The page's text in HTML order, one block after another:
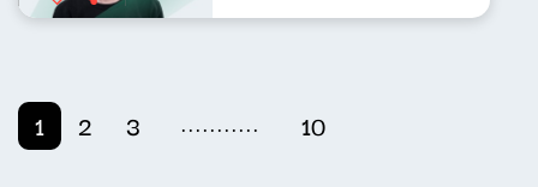
1 2 3 ........... 10